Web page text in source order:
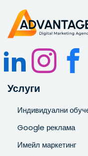
Услуги
Индивидуални
Google реклама
Имейл маркетинг